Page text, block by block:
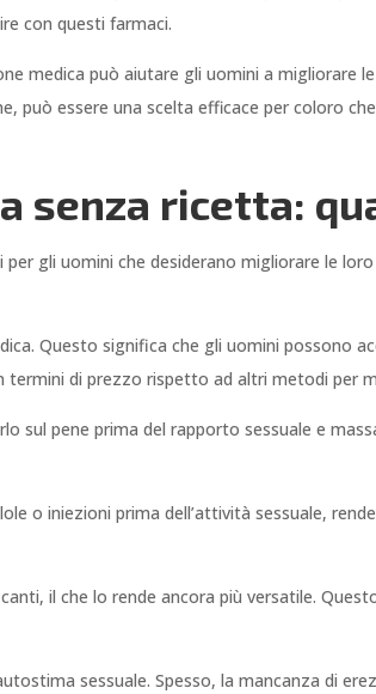
con questi farmaci.
medica può aiutare gli uomini a migliorare
può essere una scelta efficace per coloro
senza ricetta:
gli uomini che desiderano migliorare le
Questo significa che gli uomini possono
di prezzo rispetto ad altri metodi per
sul pene prima del rapporto sessuale e
o iniezioni prima dell’attività sessuale,
il che lo rende ancora più versatile.
sessuale. Spesso, la mancanza di